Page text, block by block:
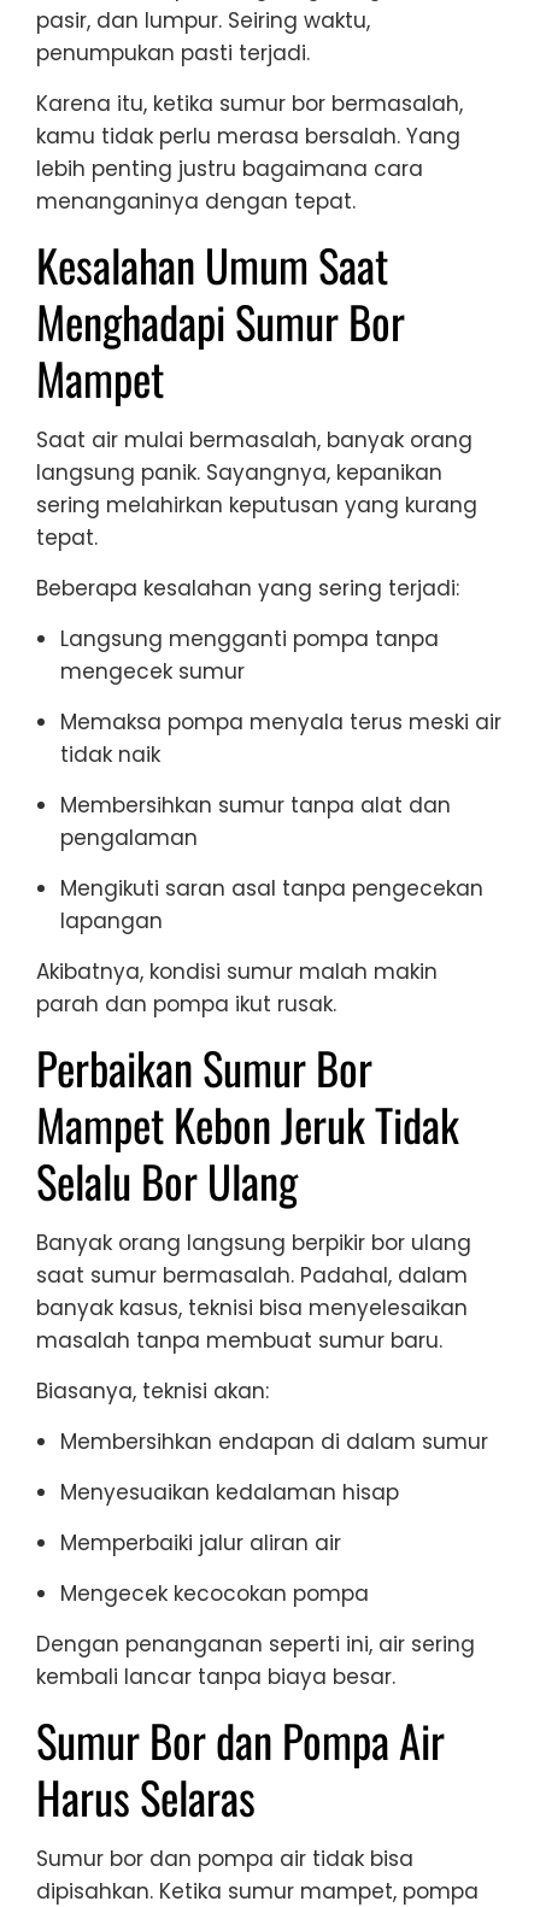
pasir, dan lumpur. Seiring waktu,
penumpukan pasti terjadi.
Karena itu, ketika sumur bor bermasalah,
kamu tidak perlu merasa bersalah. Yang
lebih penting justru bagaimana cara
menanganinya dengan tepat.
Kesalahan Umum Saat
Menghadapi Sumur Bor
Mampet
Saat air mulai bermasalah, banyak orang
langsung panik. Sayangnya, kepanikan
sering melahirkan keputusan yang kurang
tepat.
Beberapa kesalahan yang sering terjadi:
Langsung mengganti pompa tanpa
mengecek sumur
Memaksa pompa menyala terus meski air
tidak naik
Membersihkan sumur tanpa alat dan
pengalaman
Mengikuti saran asal tanpa pengecekan
lapangan
Akibatnya, kondisi sumur malah makin
parah dan pompa ikut rusak.
Perbaikan Sumur Bor
Mampet Kebon Jeruk Tidak
Selalu Bor Ulang
Banyak orang langsung berpikir bor ulang
saat sumur bermasalah. Padahal, dalam
banyak kasus, teknisi bisa menyelesaikan
masalah tanpa membuat sumur baru.
Biasanya, teknisi akan:
Membersihkan endapan di dalam sumur
Menyesuaikan kedalaman hisap
Memperbaiki jalur aliran air
Mengecek kecocokan pompa
Dengan penanganan seperti ini, air sering
kembali lancar tanpa biaya besar.
Sumur Bor dan Pompa Air
Harus Selaras
Sumur bor dan pompa air tidak bisa
dipisahkan. Ketika sumur mampet, pompa